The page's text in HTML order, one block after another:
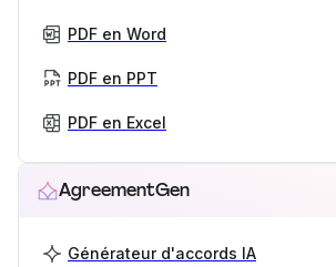
PDF en Word
PDF en PPT
PDF en Excel
AgreementGen
Générateur d'accords IA